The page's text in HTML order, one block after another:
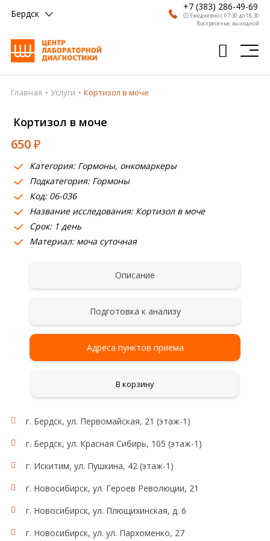
Бердск
+7 (383) 286-49-69
🕗 Ежедневно с 07:30 до 18:30
Воскресенье: выходной
Главная
Анализы
Врачи
Получить результат
Пациентам
О компании
Где сдать
Главная Услуги Кортизол в моче
Кортизол в моче
650₽
Категория: Гормоны, онкомаркеры
Подкатегория: Гормоны
Код: 06-036
Название исследования: Кортизол в моче
Срок: 1 день
Материал: моча суточная
Описание
Подготовка к анализу
Адреса пунктов приема
В корзину
Рекомендации для сбора и сдачи анализа (суточная
Сбор мочи проводят после тщательного туалета
наружных половых органов без применения
антисептиков. Женщинам не рекомендуется
сдавать анализ мочи во время менструации. Мочу
(24 ч), в том числе и в ночное время. Сразу после
унитаз (первая утренняя порция для исследования
г. Бердск, ул. Первомайская, 21 (этаж-1)
г. Бердск, ул. Красная Сибирь, 105 (этаж-1)
г. Искитим, ул. Пушкина, 42 (этаж-1)
г. Новосибирск, ул. Героев Революции, 21
г. Новосибирск, ул. Плющихинская, д. 6
г. Новосибирск, ул. ул. Пархоменко, 27